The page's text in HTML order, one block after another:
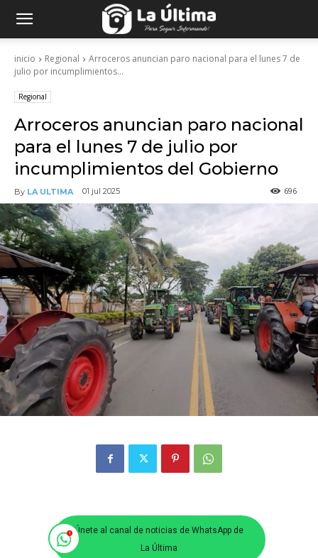
inicio Regional
Arroceros anuncian paro nacional para el lunes 7 de
julio por incumplimientos...
Regional
Arroceros anuncian paro nacional
para el lunes 7 de julio por
incumplimientos del Gobierno
By LA ULTIMA 01 jul 2025 696
Únete al canal de noticias de WhatsApp de
La Última